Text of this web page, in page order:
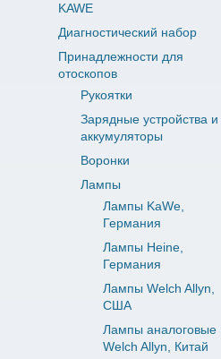
KAWE
Диагностический набор
Принадлежности для
отоскопов
Рукоятки
Зарядные устройства и
аккумуляторы
Воронки
Лампы
Лампы KaWe,
Германия
Лампы Heine,
Германия
Лампы Welch Allyn,
США
Лампы аналоговые
Welch Allyn, Китай